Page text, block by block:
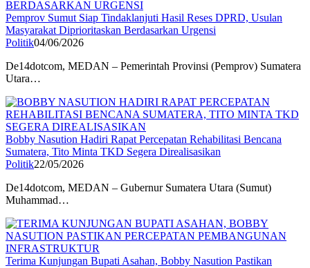
Pemprov Sumut Siap Tindaklanjuti Hasil Reses DPRD, Usulan
Masyarakat Diprioritaskan Berdasarkan Urgensi
Politik04/06/2026
De14dotcom, MEDAN – Pemerintah Provinsi (Pemprov) Sumatera
Utara…
Bobby Nasution Hadiri Rapat Percepatan Rehabilitasi Bencana
Sumatera, Tito Minta TKD Segera Direalisasikan
Politik22/05/2026
De14dotcom, MEDAN – Gubernur Sumatera Utara (Sumut)
Muhammad…
Terima Kunjungan Bupati Asahan, Bobby Nasution Pastikan